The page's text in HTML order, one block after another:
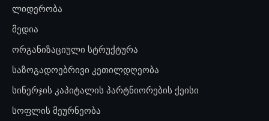
ლიდერობა
მედია
ორგანიზაციული სტრუქტურა
საზოგადოებრივი კეთილდღეობა
სინერჯის კაპიტალის პარტნიორების ქეისი
სოფლის მეურნეობა